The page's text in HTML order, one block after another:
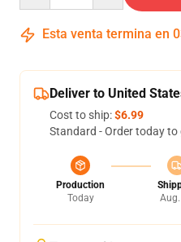
Esta venta termina en
Deliver to United
Cost to ship:$6.99
Standard - Order today to
Production
Today
Aug.